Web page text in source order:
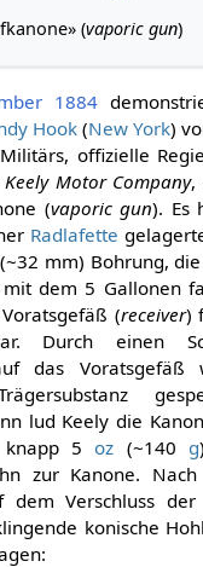
(vaporic gun)
1884
Hook(New York)
offizielle
Keely Motor Company,
(vaporic gun). Es
Radlafette
mm) Bohrung,
mit dem 5 Gallonen
(receiver)
Durch einen
das
lud Keely die
knapp 5oz (~140 g
zur Kanone.
Verschluss der
konische